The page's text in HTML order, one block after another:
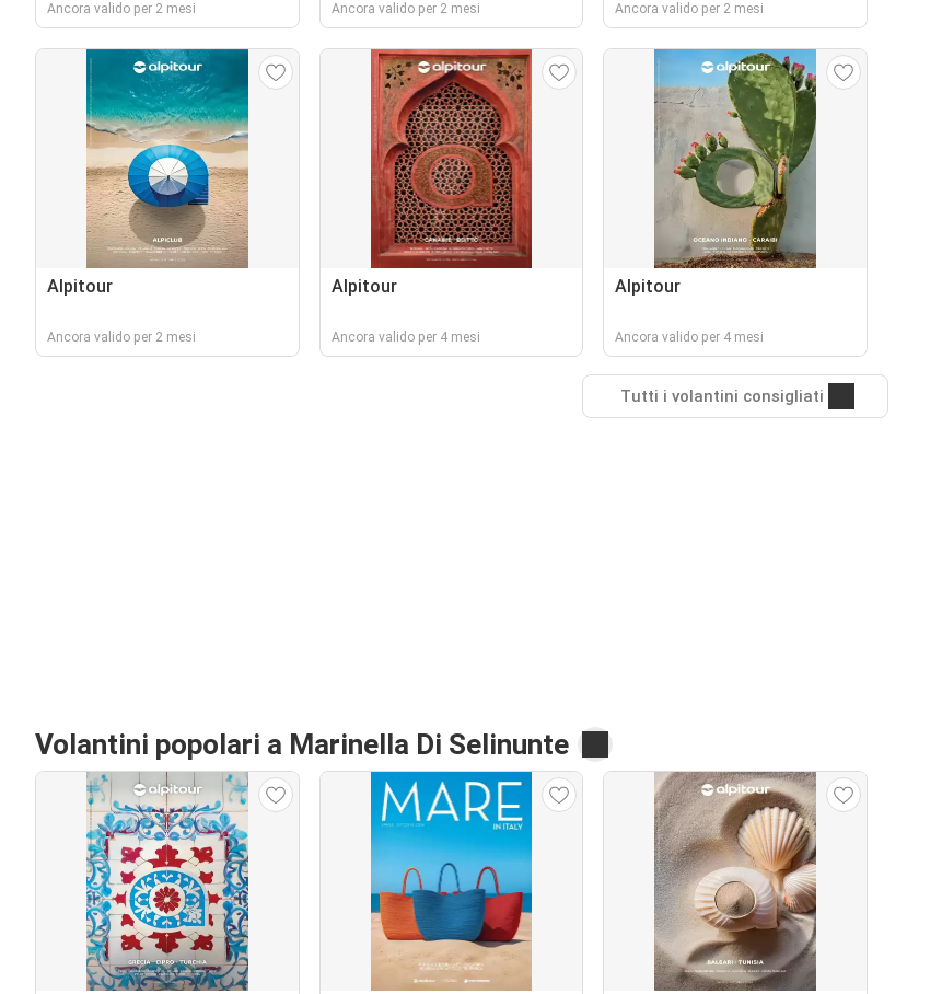
Ancora valido per 2 mesi Ancora valido per 2 mesi Ancora valido per 2 mesi
Alpitour
Ancora valido per 2 mesi
Alpitour
Ancora valido per 4 mesi
Alpitour
Ancora valido per 4 mesi
Tutti i volantini consigliati
Volantini popolari a Marinella Di Selinunte